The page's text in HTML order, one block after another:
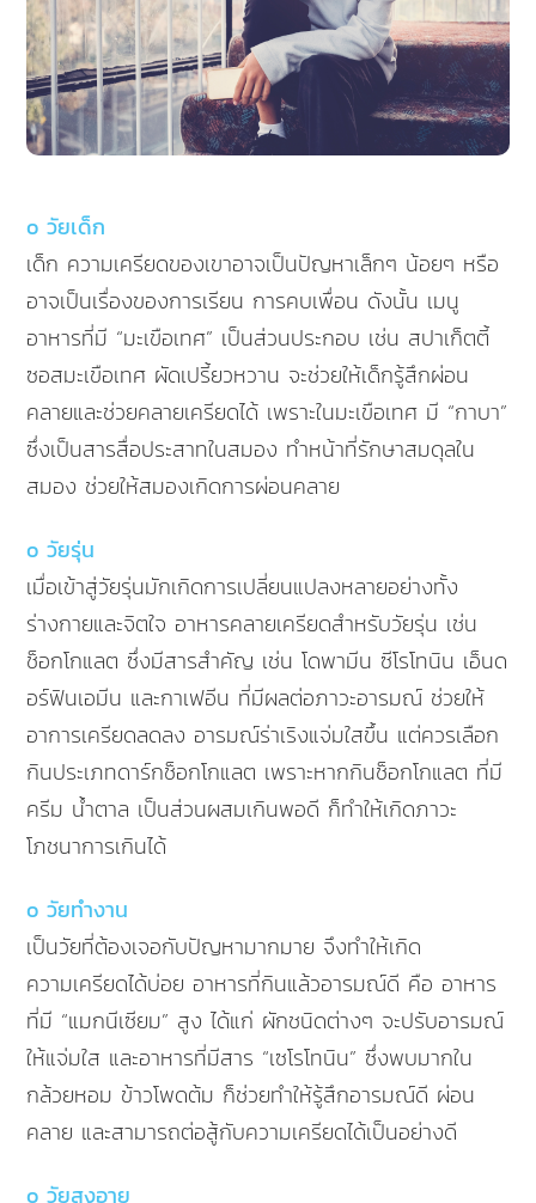
o วัยเด็ก
เด็ก ความเครียดของเขาอาจเป็นปัญหาเล็กๆ น้อยๆ หรือ
อาจเป็นเรื่องของการเรียน การคบเพื่อน ดังนั้น เมนู
อาหารที่มี “มะเขือเทศ” เป็นส่วนประกอบ เช่น สปาเก็ตตี้
ซอสมะเขือเทศ ผัดเปรี้ยวหวาน จะช่วยให้เด็กรู้สึกผ่อน
คลายและช่วยคลายเครียดได้ เพราะในมะเขือเทศ มี “กาบา”
ซึ่งเป็นสารสื่อประสาทในสมอง ทำหน้าที่รักษาสมดุลใน
สมอง ช่วยให้สมองเกิดการผ่อนคลาย
o วัยรุ่น
เมื่อเข้าสู่วัยรุ่นมักเกิดการเปลี่ยนแปลงหลายอย่างทั้ง
ร่างกายและจิตใจ อาหารคลายเครียดสำหรับวัยรุ่น เช่น
ช็อกโกแลต ซึ่งมีสารสำคัญ เช่น โดพามีน ซีโรโทนิน เอ็นด
อร์ฟินเอมีน และกาเฟอีน ที่มีผลต่อภาวะอารมณ์ ช่วยให้
อาการเครียดลดลง อารมณ์ร่าเริงแจ่มใสขึ้น แต่ควรเลือก
กินประเภทดาร์กช็อกโกแลต เพราะหากกินช็อกโกแลต ที่มี
ครีม น้ำตาล เป็นส่วนผสมเกินพอดี ก็ทำให้เกิดภาวะ
โภชนาการเกินได้
o วัยทำงาน
เป็นวัยที่ต้องเจอกับปัญหามากมาย จึงทำให้เกิด
ความเครียดได้บ่อย อาหารที่กินแล้วอารมณ์ดี คือ อาหาร
ที่มี “แมกนีเซียม” สูง ได้แก่ ผักชนิดต่างๆ จะปรับอารมณ์
ให้แจ่มใส และอาหารที่มีสาร “เซโรโทนิน” ซึ่งพบมากใน
กล้วยหอม ข้าวโพดต้ม ก็ช่วยทำให้รู้สึกอารมณ์ดี ผ่อน
คลาย และสามารถต่อสู้กับความเครียดได้เป็นอย่างดี
o วัยสูงอายุ